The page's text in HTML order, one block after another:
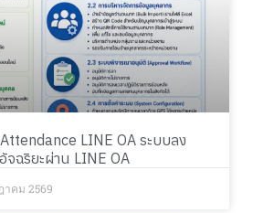
LINE OA ระบบลง
จฉริยะผ่าน LINE OA
าคม 2569